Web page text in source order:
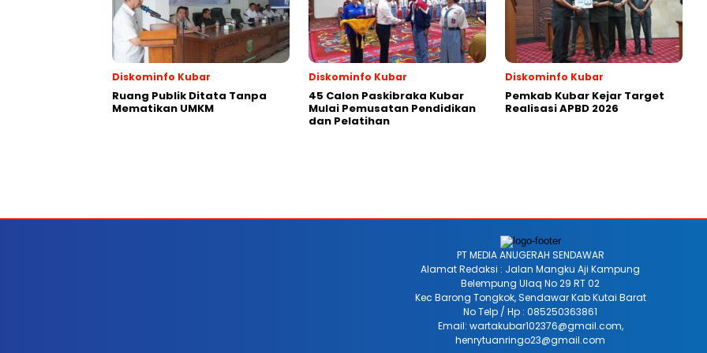
Diskominfo Kubar
Ruang Publik Ditata Tanpa
Mematikan UMKM
Diskominfo Kubar
45 Calon Paskibraka Kubar
Mulai Pemusatan Pendidikan
dan Pelatihan
Diskominfo Kubar
Pemkab Kubar Kejar Target
Realisasi APBD 2026
PT MEDIA ANUGERAH SENDAWAR
Alamat Redaksi : Jalan Mangku Aji Kampung
Belempung Ulaq No 29 RT 02
Kec Barong Tongkok, Sendawar Kab Kutai Barat
No Telp / Hp : 085250363861
Email: wartakubar102376@gmail.com,
henrytuanringo23@gmail.com